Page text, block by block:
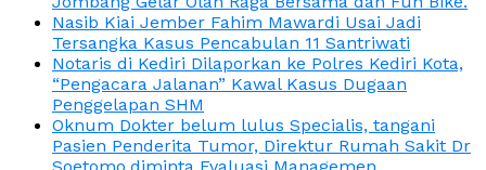
Nasib Kiai Jember Fahim Mawardi Usai Jadi
Tersangka Kasus Pencabulan 11 Santriwati
Notaris di Kediri Dilaporkan ke Polres Kediri Kota,
“Pengacara Jalanan” Kawal Kasus Dugaan
Penggelapan SHM
Oknum Dokter belum lulus Specialis, tangani
Pasien Penderita Tumor, Direktur Rumah Sakit Dr